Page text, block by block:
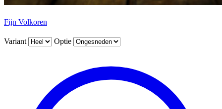
Fijn Volkoren
Variant Optie